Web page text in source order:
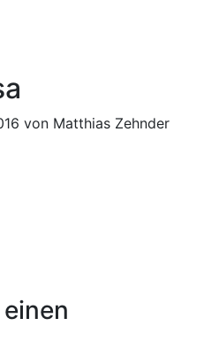
von Matthias Zehnder